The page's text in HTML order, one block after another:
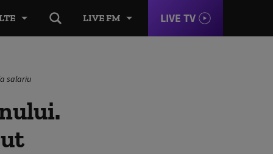
LIVE FM LIVE TV
salariu